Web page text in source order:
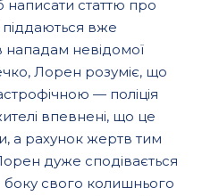
статтю про
піддаються вже
нападам невідомої
Лорен розуміє, що
— поліція
впевнені, що це
а рахунок жертв тим
дуже сподівається
боку свого колишнього